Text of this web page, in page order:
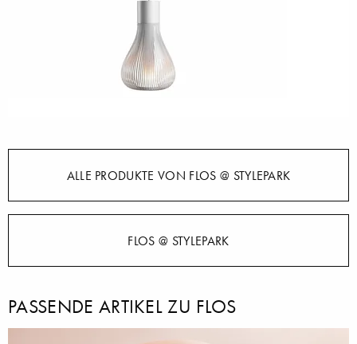
ALLE PRODUKTE VON FLOS @ STYLEPARK
FLOS @ STYLEPARK
PASSENDE ARTIKEL ZU FLOS